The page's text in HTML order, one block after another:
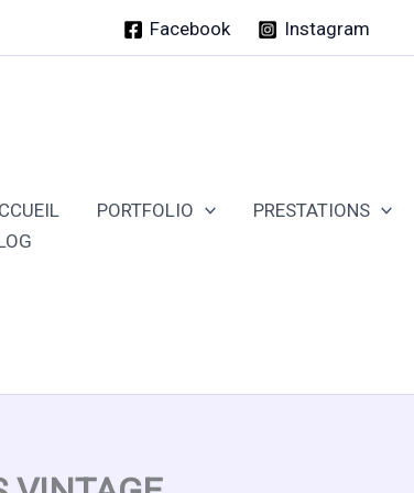
Facebook Instagram
PORTFOLIO PRESTATIONS